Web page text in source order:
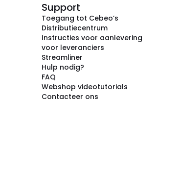
Support
Toegang tot Cebeo’s
Distributiecentrum
Instructies voor aanlevering
voor leveranciers
Streamliner
Hulp nodig?
FAQ
Webshop videotutorials
Contacteer ons